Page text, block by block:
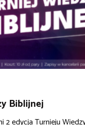
Biblijnej
2 edycja Turnieju